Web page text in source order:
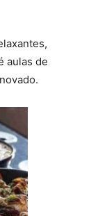
aulas de